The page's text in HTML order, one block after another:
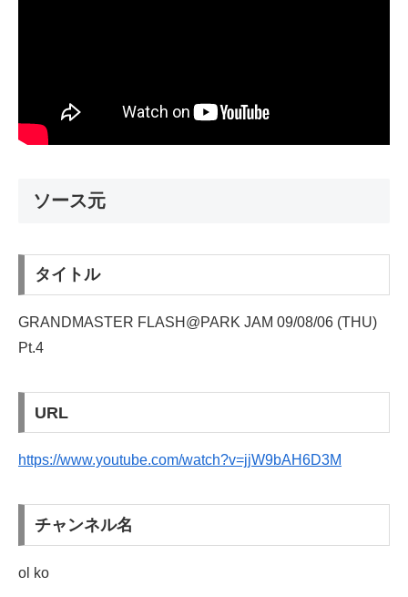
ソース元
タイトル
GRANDMASTER FLASH@PARK JAM 09/08/06 (THU)
Pt.4
URL
https://www.youtube.com/watch?v=jjW9bAH6D3M
チャンネル名
ol ko